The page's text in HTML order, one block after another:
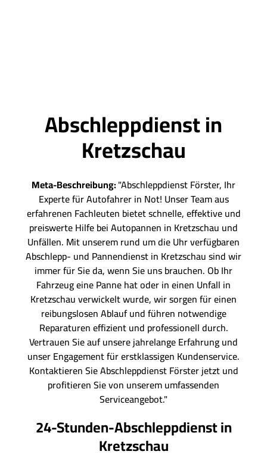
Abschleppdienst in
Kretzschau
Meta-Beschreibung:"Abschleppdienst Förster, Ihr
Experte für Autofahrer in Not! Unser Team aus
erfahrenen Fachleuten bietet schnelle, effektive und
preiswerte Hilfe bei Autopannen in Kretzschau und
Unfällen. Mit unserem rund um die Uhr verfügbaren
Abschlepp- und Pannendienst in Kretzschau sind wir
immer für Sie da, wenn Sie uns brauchen. Ob Ihr
Fahrzeug eine Panne hat oder in einen Unfall in
Kretzschau verwickelt wurde, wir sorgen für einen
reibungslosen Ablauf und führen notwendige
Reparaturen effizient und professionell durch.
Vertrauen Sie auf unsere jahrelange Erfahrung und
unser Engagement für erstklassigen Kundenservice.
Kontaktieren Sie Abschleppdienst Förster jetzt und
profitieren Sie von unserem umfassenden
Serviceangebot."
24-Stunden-Abschleppdienst in
Kretzschau